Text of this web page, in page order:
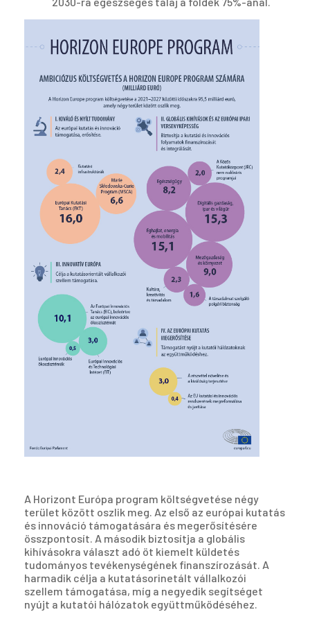
A Horizont Európa program költségvetése négy
terület között oszlik meg. Az első az európai kutatás
és innováció támogatására és megerősítésére
összpontosít. A második biztosítja a globális
kihívásokra választ adó öt kiemelt küldetés
tudományos tevékenységének finanszírozását. A
harmadik célja a kutatásorinetált vállalkozói
szellem támogatása, míg a negyedik segítséget
nyújt a kutatói hálózatok együttműködéséhez.